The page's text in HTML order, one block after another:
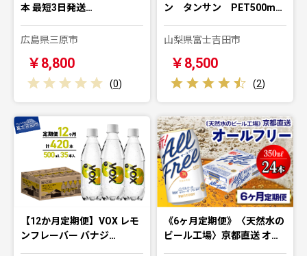
本 最短3日発送…
広島県三原市
￥8,800
(0)
ン タンサン PET500m…
山梨県富士吉田市
￥8,500
(2)
【12か月定期便】VOX レモ
ンフレーバー バナジ…
《6ヶ月定期便》〈天然水の
ビール工場〉京都直送 オ…